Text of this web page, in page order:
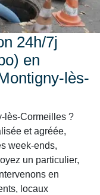
24h/7j
en
lès-
lès-Cormeilles ?
et agréée,
week-ends,
un particulier,
en
locaux